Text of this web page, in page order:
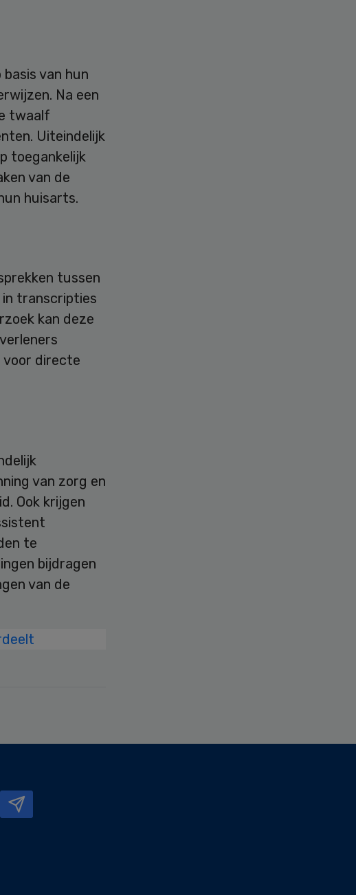
van hun
Na een
twaalf
Uiteindelijk
toegankelijk
van de
huisarts.
tussen
transcripties
kan deze
voor directe
van zorg en
Ook krijgen
te
bijdragen
van de